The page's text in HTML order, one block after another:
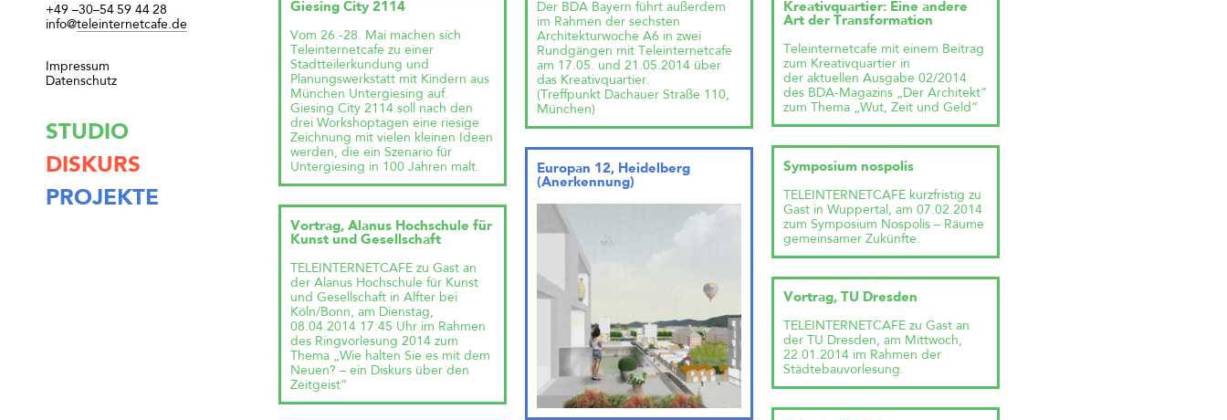
+49 –30–54 59 44 28
info@teleinternetcafe.de
Impressum
Datenschutz
STUDIO
DISKURS
PROJEKTE
Giesing City 2114
Vom 26.-28. Mai machen sich
Teleinternetcafe zu einer
Stadtteilerkundung und
Planungswerkstatt mit Kindern aus
München Untergiesing auf.
Giesing City 2114 soll nach den
drei Workshoptagen eine riesige
Zeichnung mit vielen kleinen Ideen
werden, die ein Szenario für
Untergiesing in 100 Jahren malt.
Vortrag, Alanus Hochschule für
Kunst und Gesellschaft
TELEINTERNETCAFE zu Gast an
der Alanus Hochschule für Kunst
und Gesellschaft in Alfter bei
Köln/Bonn, am Dienstag,
08.04.2014 17:45 Uhr im Rahmen
des Ringvorlesung 2014 zum
Thema „Wie halten Sie es mit dem
Neuen? – ein Diskurs über den
Zeitgeist“
Der BDA Bayern führt außerdem
im Rahmen der sechsten
Architekturwoche A6 in zwei
Rundgängen mit Teleinternetcafe
am 17.05. und 21.05.2014 über
das Kreativquartier.
(Treffpunkt Dachauer Straße 110,
München)
Europan 12, Heidelberg
(Anerkennung)
Kreativquartier: Eine andere
Art der Transformation
Teleinternetcafe mit einem Beitrag
zum Kreativquartier in
der aktuellen Ausgabe 02/2014
des BDA-Magazins „Der Architekt“
zum Thema „Wut, Zeit und Geld“
Symposium nospolis
TELEINTERNETCAFE kurzfristig zu
Gast in Wuppertal, am 07.02.2014
zum Symposium Nospolis – Räume
gemeinsamer Zukünfte.
Vortrag, TU Dresden
TELEINTERNETCAFE zu Gast an
der TU Dresden, am Mittwoch,
22.01.2014 im Rahmen der
Städtebauvorlesung.